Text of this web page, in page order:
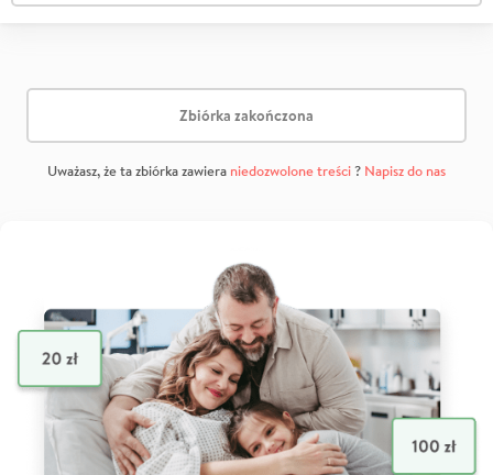
Zbiórka zakończona
Uważasz, że ta zbiórka zawiera niedozwolone treści? Napisz do nas